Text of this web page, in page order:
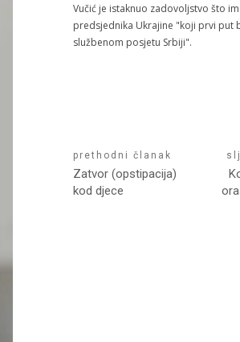
Vučić je istaknuo zadovoljstvo što
predsjednika Ukrajine "koji prvi put
službenom posjetu Srbiji".
prethodni članak
Zatvor (opstipacija)
kod djece